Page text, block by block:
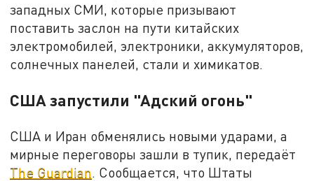
западных СМИ, которые призывают
поставить заслон на пути китайских
электромобилей, электроники, аккумуляторов,
солнечных панелей, стали и химикатов.
США запустили "Адский огонь"
США и Иран обменялись новыми ударами, а
мирные переговоры зашли в тупик, передаёт
The Guardian. Сообщается, что Штаты